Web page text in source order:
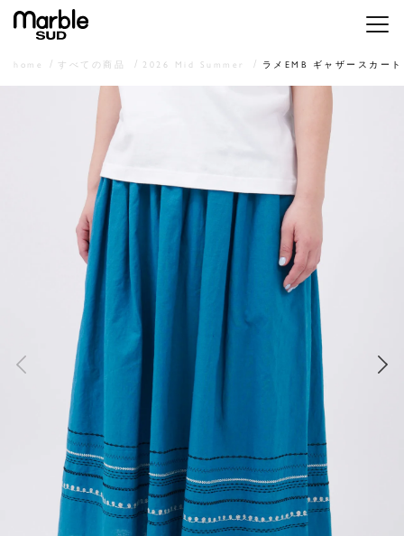
メニ
home すべての商品 2026 Mid Summer ラメEMB ギャザースカート